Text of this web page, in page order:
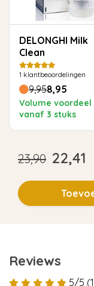
DELONGHI Milk
Clean
1 klantbeoordelingen
9,958,95
Volume voordeel
vanaf 3 stuks
23,90 22,41
Reviews
5/5